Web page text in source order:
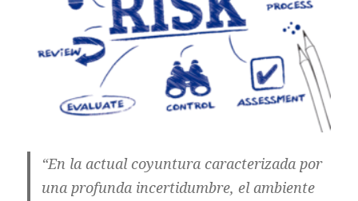
“En la actual coyuntura caracterizada por
una profunda incertidumbre, el ambiente